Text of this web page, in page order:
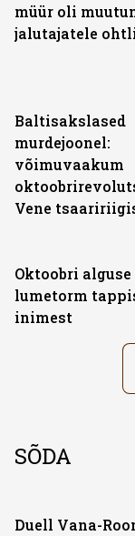
müür oli
jalutajatele
Baltisakslased
murdejoonel:
võimuvaakum
Vene
Oktoobri alguse
lumetorm
inimest
SÕDA
Duell Vana-